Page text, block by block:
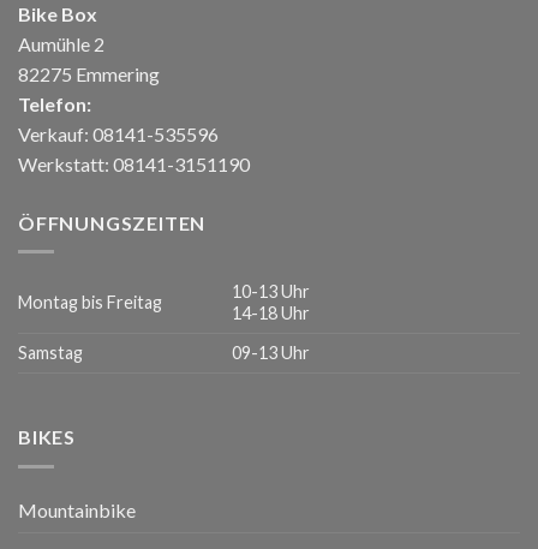
Bike Box
Aumühle 2
82275 Emmering
Telefon:
Verkauf: 08141-535596
Werkstatt: 08141-3151190
ÖFFNUNGSZEITEN
Montag bis Freitag
10-13 Uhr
14-18 Uhr
Samstag
09-13 Uhr
BIKES
Mountainbike